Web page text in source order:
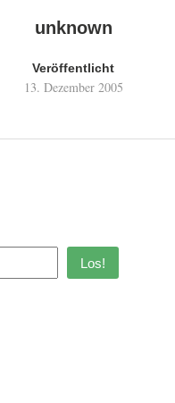
unknown
Veröffentlicht
13. Dezember 2005
Los!